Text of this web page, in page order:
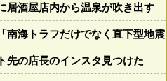
居酒屋店内から温泉が吹き出す
南海トラフだけでなく直下型
先の店長のインスタ見つけた